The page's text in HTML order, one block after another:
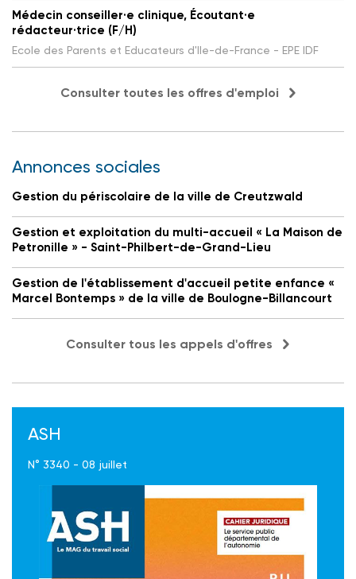
Médecin conseiller·e clinique, Écoutant·e
rédacteur·trice (F/H)
Ecole des Parents et Educateurs d'Ile-de-France - EPE IDF
Consulter toutes les offres d'emploi
Annonces sociales
Gestion du périscolaire de la ville de Creutzwald
Gestion et exploitation du multi-accueil « La Maison de
Petronille » - Saint-Philbert-de-Grand-Lieu
Gestion de l'établissement d'accueil petite enfance «
Marcel Bontemps » de la ville de Boulogne-Billancourt
Consulter tous les appels d'offres
ASH
N° 3340 - 08 juillet